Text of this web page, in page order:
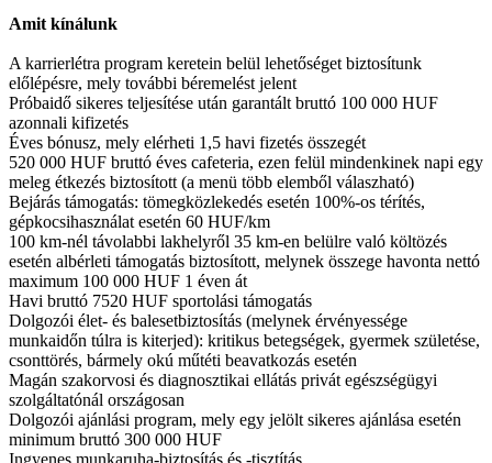
Amit kínálunk
A karrierlétra program keretein belül lehetőséget biztosítunk
előlépésre, mely további béremelést jelent
Próbaidő sikeres teljesítése után garantált bruttó 100 000 HUF
azonnali kifizetés
Éves bónusz, mely elérheti 1,5 havi fizetés összegét
520 000 HUF bruttó éves cafeteria, ezen felül mindenkinek napi egy
meleg étkezés biztosított (a menü több elemből válaszható)
Bejárás támogatás: tömegközlekedés esetén 100%-os térítés,
gépkocsihasználat esetén 60 HUF/km
100 km-nél távolabbi lakhelyről 35 km-en belülre való költözés
esetén albérleti támogatás biztosított, melynek összege havonta nettó
maximum 100 000 HUF 1 éven át
Havi bruttó 7520 HUF sportolási támogatás
Dolgozói élet- és balesetbiztosítás (melynek érvényessége
munkaidőn túlra is kiterjed): kritikus betegségek, gyermek születése,
csonttörés, bármely okú műtéti beavatkozás esetén
Magán szakorvosi és diagnosztikai ellátás privát egészségügyi
szolgáltatónál országosan
Dolgozói ajánlási program, mely egy jelölt sikeres ajánlása esetén
minimum bruttó 300 000 HUF
Ingyenes munkaruha-biztosítás és -tisztítás